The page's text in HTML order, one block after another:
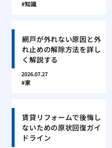
知識
網戸が外れない原因と外
れ止めの解除方法を詳し
く解説する
2026.07.27
家
賃貸リフォームで後悔し
ないための原状回復ガイ
ドライン